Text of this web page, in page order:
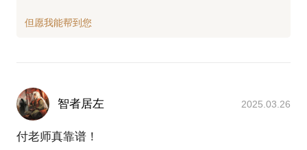
智者居左 2025.03.26
付老师真靠谱！